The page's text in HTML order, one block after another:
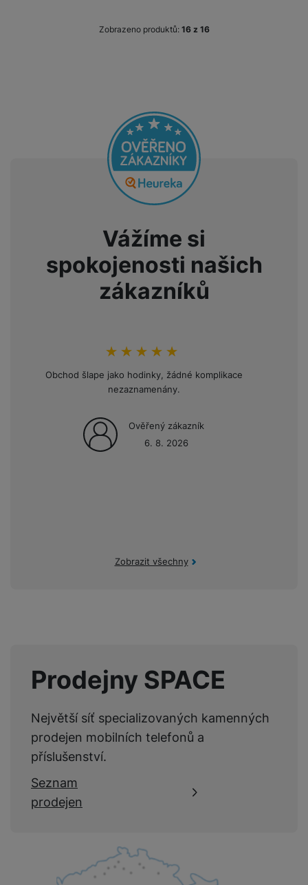
Zobrazeno produktů: z 16
Vážíme si
spokojenosti našich
zákazníků
hodnoceni_zakazniku
100 %
Obchod šlape jako hodinky, žádné komplikace
nezaznamenány.
Ověřený zákazník
6. 8. 2026
Zobrazit všechny
Prodejny SPACE
Největší síť specializovaných kamenných
prodejen mobilních telefonů a
příslušenství.
Seznam
prodejen